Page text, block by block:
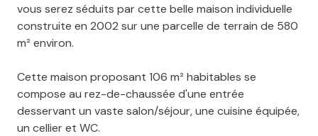
vous serez séduits par cette belle maison individuelle
construite en 2002 sur une parcelle de terrain de 580
m² environ.
Cette maison proposant 106 m² habitables se
compose au rez-de-chaussée d'une entrée
desservant un vaste salon/séjour, une cuisine équipée,
un cellier et WC.